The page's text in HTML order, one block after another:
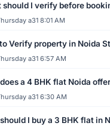
should I verify before
a31 8:01 AM
Verify property in Noida
a31 6:57 AM
a 4 BHK flat Noida
a31 6:30 AM
I buy a 3 BHK flat in